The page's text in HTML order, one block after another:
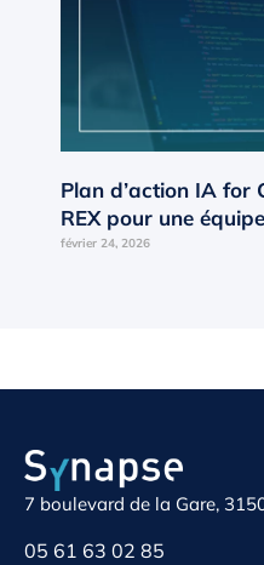
Plan d’action IA for
REX pour une
février 24, 2026
7 boulevard de la Gare,
05 61 63 02 85